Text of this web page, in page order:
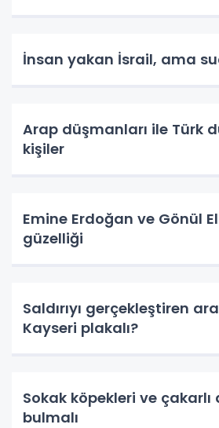
İnsan yakan İsrail, ama
Arap düşmanları ile Türk
kişiler
Emine Erdoğan ve Gönül
güzelliği
Saldırıyı gerçekleştiren
Kayseri plakalı?
Sokak köpekleri ve
bulmalı